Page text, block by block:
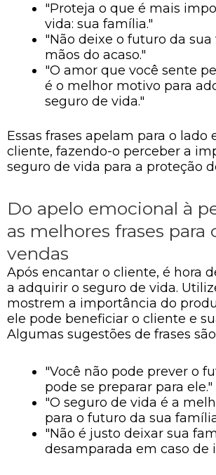
"Proteja o que é mais
vida: sua família."
"Não deixe o futuro da
mãos do acaso."
"O amor que você sente
é o melhor motivo para
seguro de vida."
Essas frases apelam para o lado
cliente, fazendo-o perceber a
seguro de vida para a proteção
Do apelo emocional à
as melhores frases para
vendas
Após encantar o cliente, é hora
a adquirir o seguro de vida.
mostrem a importância do
ele pode beneficiar o cliente e
Algumas sugestões de frases
"Você não pode prever o
pode se preparar para ele."
"O seguro de vida é a
para o futuro da sua
"Não é justo deixar sua
desamparada em caso de